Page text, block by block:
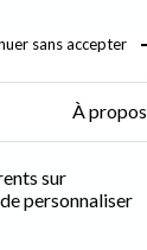
sans accepter
À propos
sur
personnaliser